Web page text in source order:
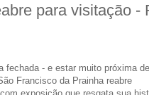
para visitação -
fechada - e estar muito próxima
Francisco da Prainha reabre